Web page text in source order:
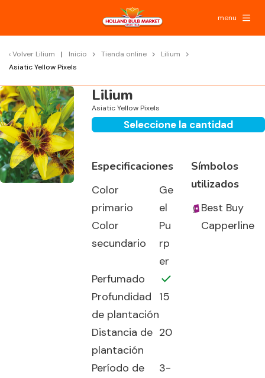
menu
Volver Lilium Inicio Tienda online
Lilium
Asiatic Yellow Pixels
Lilium
Asiatic Yellow Pixels
Seleccione la cantidad
Especificaciones
Color
primario
Ge
el
Color
secundario
Pu
rp
er
Perfumado
Profundidad
de plantación
15
Distancia de
plantación
20
Período de
3-
Símbolos
utilizados
Best Buy
Capperline